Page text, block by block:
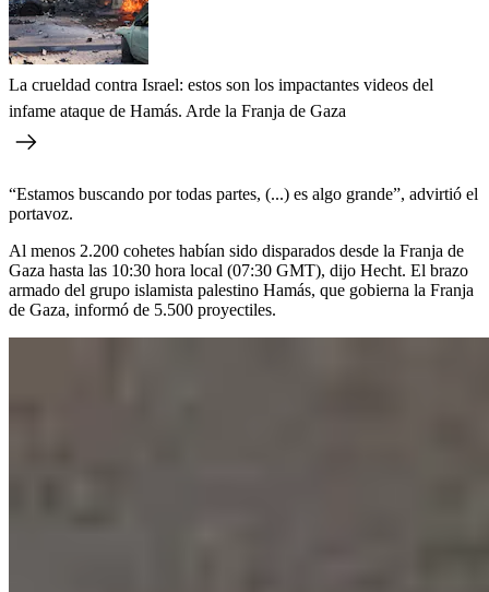
La crueldad contra Israel: estos son los impactantes videos del
infame ataque de Hamás. Arde la Franja de Gaza
“Estamos buscando por todas partes, (...) es algo grande”, advirtió el
portavoz.
Al menos 2.200 cohetes habían sido disparados desde la Franja de
Gaza hasta las 10:30 hora local (07:30 GMT), dijo Hecht. El brazo
armado del grupo islamista palestino Hamás, que gobierna la Franja
de Gaza, informó de 5.500 proyectiles.